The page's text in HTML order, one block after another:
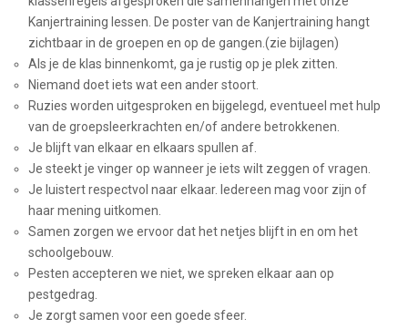
Kanjertraining lessen. De poster van de Kanjertraining hangt
zichtbaar in de groepen en op de gangen.(zie bijlagen)
Als je de klas binnenkomt, ga je rustig op je plek zitten.
Niemand doet iets wat een ander stoort.
Ruzies worden uitgesproken en bijgelegd, eventueel met hulp
van de groepsleerkrachten en/of andere betrokkenen.
Je blijft van elkaar en elkaars spullen af.
Je steekt je vinger op wanneer je iets wilt zeggen of vragen.
Je luistert respectvol naar elkaar. Iedereen mag voor zijn of
haar mening uitkomen.
Samen zorgen we ervoor dat het netjes blijft in en om het
schoolgebouw.
Pesten accepteren we niet, we spreken elkaar aan op
pestgedrag.
Je zorgt samen voor een goede sfeer.